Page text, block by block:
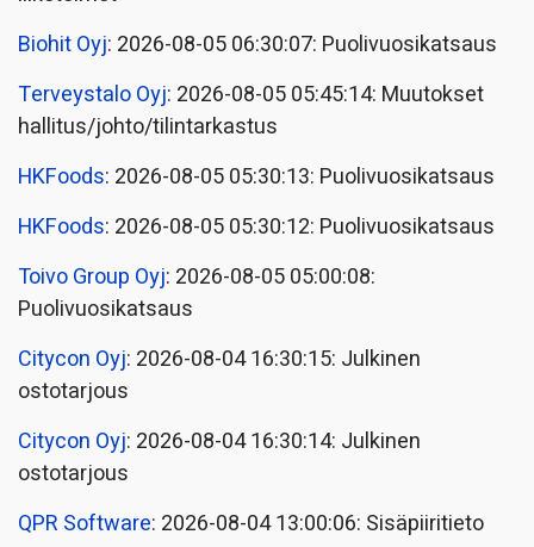
Biohit Oyj: 2026-08-05 06:30:07: Puolivuosikatsaus
Terveystalo Oyj: 2026-08-05 05:45:14: Muutokset
hallitus/johto/tilintarkastus
HKFoods: 2026-08-05 05:30:13: Puolivuosikatsaus
HKFoods: 2026-08-05 05:30:12: Puolivuosikatsaus
Toivo Group Oyj: 2026-08-05 05:00:08:
Puolivuosikatsaus
Citycon Oyj: 2026-08-04 16:30:15: Julkinen
ostotarjous
Citycon Oyj: 2026-08-04 16:30:14: Julkinen
ostotarjous
QPR Software: 2026-08-04 13:00:06: Sisäpiiritieto